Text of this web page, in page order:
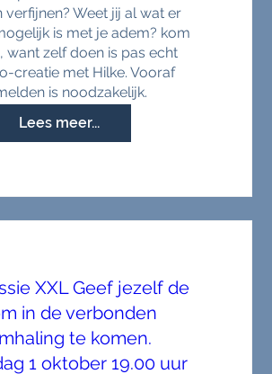
verfijnen? Weet jij al wat er
is met je adem? kom
want zelf doen is pas echt
creatie met Hilke. Vooraf
is noodzakelijk.
Lees meer...
XXL Geef jezelf de
in de verbonden
te komen.
1 oktober 19.00 uur